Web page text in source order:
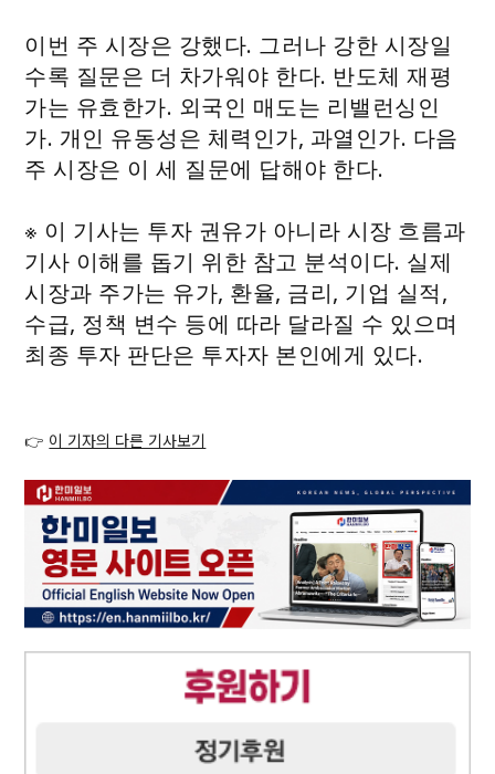
이번 주 시장은 강했다. 그러나 강한 시장일
수록 질문은 더 차가워야 한다. 반도체 재평
가는 유효한가. 외국인 매도는 리밸런싱인
가. 개인 유동성은 체력인가, 과열인가. 다음
주 시장은 이 세 질문에 답해야 한다.
※ 이 기사는 투자 권유가 아니라 시장 흐름과
기사 이해를 돕기 위한 참고 분석이다. 실제
시장과 주가는 유가, 환율, 금리, 기업 실적,
수급, 정책 변수 등에 따라 달라질 수 있으며
최종 투자 판단은 투자자 본인에게 있다.
👉 이 기자의 다른 기사보기